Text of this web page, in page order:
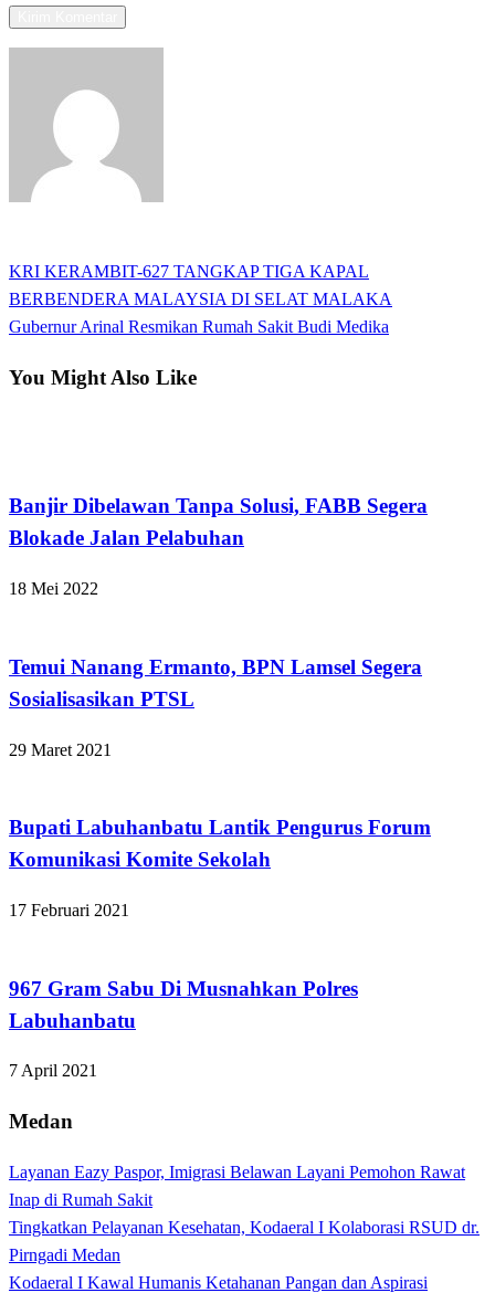
Navigasi
pos
Previous
Post
KRI KERAMBIT-627 TANGKAP TIGA KAPAL
BERBENDERA MALAYSIA DI SELAT MALAKA
Next
Gubernur Arinal Resmikan Rumah Sakit Budi Medika
You Might Also Like
Banjir Dibelawan Tanpa Solusi, FABB Segera
Blokade Jalan Pelabuhan
18 Mei 2022
Temui Nanang Ermanto, BPN Lamsel Segera
Sosialisasikan PTSL
29 Maret 2021
Bupati Labuhanbatu Lantik Pengurus Forum
Komunikasi Komite Sekolah
17 Februari 2021
967 Gram Sabu Di Musnahkan Polres
Labuhanbatu
7 April 2021
Medan
Layanan Eazy Paspor, Imigrasi Belawan Layani Pemohon Rawat
Inap di Rumah Sakit
Tingkatkan Pelayanan Kesehatan, Kodaeral I Kolaborasi RSUD dr.
Pirngadi Medan‎
Kodaeral I Kawal Humanis Ketahanan Pangan dan Aspirasi